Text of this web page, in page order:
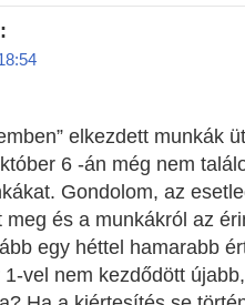
elkezdett munkák
6 -án még nem
Gondolom, az
és a munkákról az
egy héttel hamarabb
vel nem kezdődött